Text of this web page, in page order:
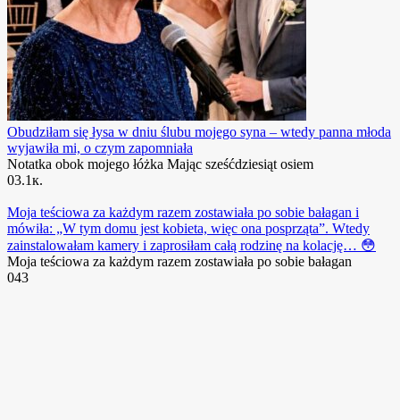
Obudziłam się łysa w dniu ślubu mojego syna – wtedy panna młoda
wyjawiła mi, o czym zapomniała
Notatka obok mojego łóżka Mając sześćdziesiąt osiem
03.1к.
Moja teściowa za każdym razem zostawiała po sobie bałagan i
mówiła: „W tym domu jest kobieta, więc ona posprząta”. Wtedy
zainstalowałam kamery i zaprosiłam całą rodzinę na kolację… 😳
Moja teściowa za każdym razem zostawiała po sobie bałagan
043